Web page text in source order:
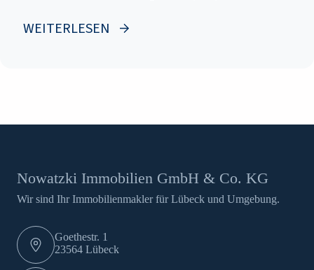
WEITERLESEN
Nowatzki Immobilien GmbH & Co. KG
Wir sind Ihr Immobilienmakler für Lübeck und Umgebung.
Goethestr. 1
23564 Lübeck